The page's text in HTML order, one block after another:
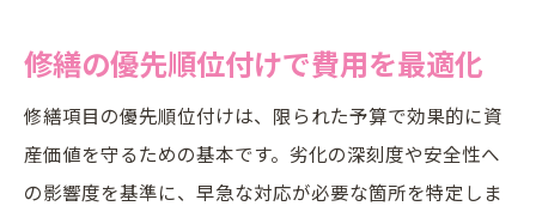
修繕の優先順位付けで費用を最適化
修繕項目の優先順位付けは、限られた予算で効果的に資
産価値を守るための基本です。劣化の深刻度や安全性へ
の影響度を基準に、早急な対応が必要な箇所を特定しま